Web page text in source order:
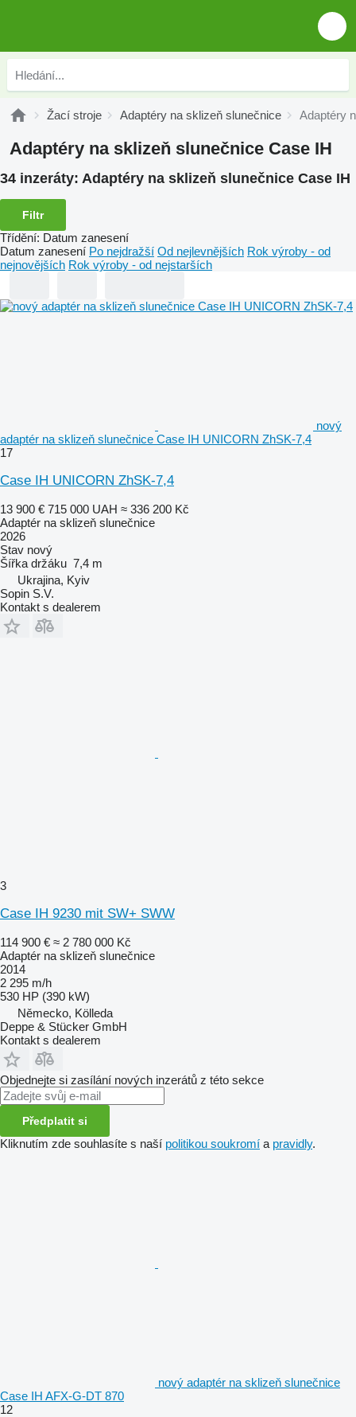
Žací stroje Adaptéry na sklizeň slunečnice Adaptéry
Adaptéry na sklizeň slunečnice Case IH
34 inzeráty: Adaptéry na sklizeň slunečnice Case IH
Filtr
Třídění: Datum zanesení
Datum zanesení Po nejdražší Od nejlevnějších Rok výroby - od
nejnovějších Rok výroby - od nejstarších
nový
adaptér na sklizeň slunečnice Case IH UNICORN ZhSK-7,4
17
Case IH UNICORN ZhSK-7,4
13 900 € 715 000 UAH ≈ 336 200 Kč
Adaptér na sklizeň slunečnice
2026
Stav nový
Šířka držáku 7,4 m
Ukrajina, Kyiv
Sopin S.V.
Kontakt s dealerem
3
Case IH 9230 mit SW+ SWW
114 900 € ≈ 2 780 000 Kč
Adaptér na sklizeň slunečnice
2014
2 295 m/h
530 HP (390 kW)
Německo, Kölleda
Deppe & Stücker GmbH
Kontakt s dealerem
Objednejte si zasílání nových inzerátů z této sekce
Předplatit si
Kliknutím zde souhlasíte s naší politikou soukromí a pravidly.
nový adaptér na sklizeň slunečnice
Case IH AFX-G-DT 870
12